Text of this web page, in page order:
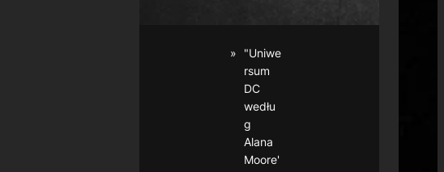
"Uniwe
rsum
DC
wedłu
g
Alana
Moore'